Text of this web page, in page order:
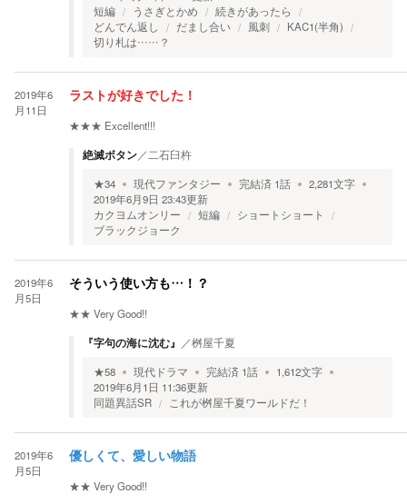
短編
うさぎとかめ
続きがあったら
どんでん返し
だまし合い 風刺
KAC1(半角)
切り札は……？
2019年6
月11日
ラストが好きでした！
★★★ Excellent!!!
絶滅ボタン／ 二石臼杵
★34 現代ファンタジー 完結済 1話 2,281文字
2019年6月9日 23:43更新
カクヨムオンリー
短編
ショートショート
ブラックジョーク
2019年6
月5日
そういう使い方も…！？
★★ Very Good!!
『字句の海に沈む』 ／桝屋千夏
★58 現代ドラマ 完結済 1話 1,612文字
2019年6月1日 11:36更新
同題異話SR
これが桝屋千夏ワールドだ！
2019年6
月5日
優しくて、愛しい物語
★★ Very Good!!